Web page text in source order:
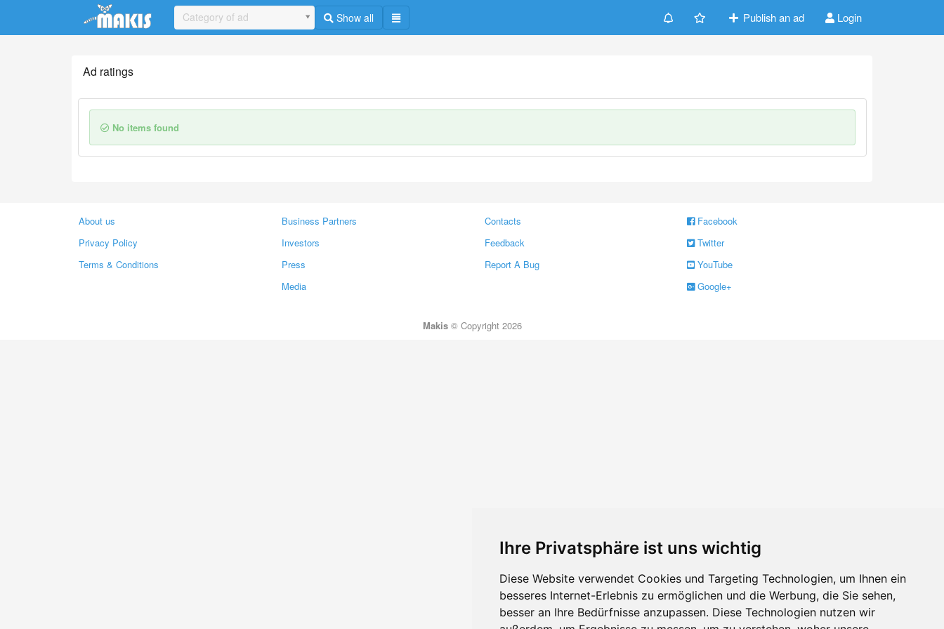
Ihre Privatsphäre ist uns wichtig
Diese Website verwendet Cookies und Targeting Technologien, um Ihnen ein
besseres Internet-Erlebnis zu ermöglichen und die Werbung, die Sie sehen,
besser an Ihre Bedürfnisse anzupassen. Diese Technologien nutzen wir
Update cookies preferences
Category of ad Show all Publish an ad Login
Ad ratings
No items found
About us
Privacy Policy
Terms & Conditions
Business Partners
Investors
Press
Media
Contacts
Feedback
Report A Bug
Facebook
Twitter
YouTube
Google+
Makis© Copyright 2026